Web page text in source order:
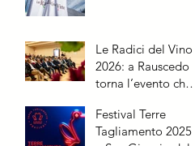
Le Radici del Vino
2026: a Rauscedo
torna l’evento che
dalle origini al
futuro
Festival Terre
Tagliamento 2025: